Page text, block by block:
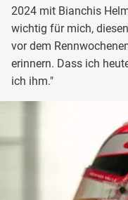
2024 mit Bianchis
wichtig für mich,
vor dem
erinnern. Dass ich
ich ihm."